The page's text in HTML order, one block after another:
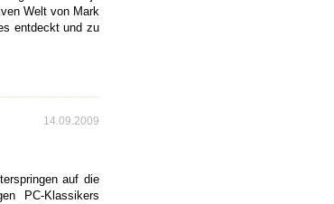
Welt von Mark
entdeckt und zu
14.09.2009
auf die
PC-Klassikers